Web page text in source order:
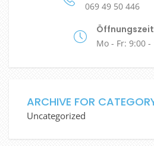
069 49 50 446
Mo - Fr: 9:00 -
ARCHIVE FOR
Uncategorized